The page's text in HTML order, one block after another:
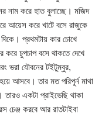
নাম করে হাত বুলাচ্ছে। মজিদ
আয়েস করে খাটে বসে রাজুকে
প্রথমটায় কার চোখে
করে চুপচাপ বসে থাকতে দেখে
ভরা যৌবনের টইটুম্বুর,
আসবে। তার মত পরিপূর্ন মাথা
তারও একটা প্রাইভেছি থাকা
চেঞ্জ করবে আর রাতটাইবা